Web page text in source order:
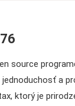
source
jednoduchosť a
ktorý je